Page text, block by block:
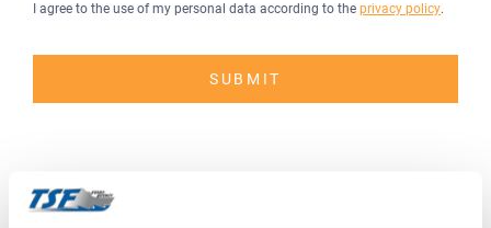
I agree to the use of my personal data according to the privacy policy.
SUBMIT
Kontaktní formulář